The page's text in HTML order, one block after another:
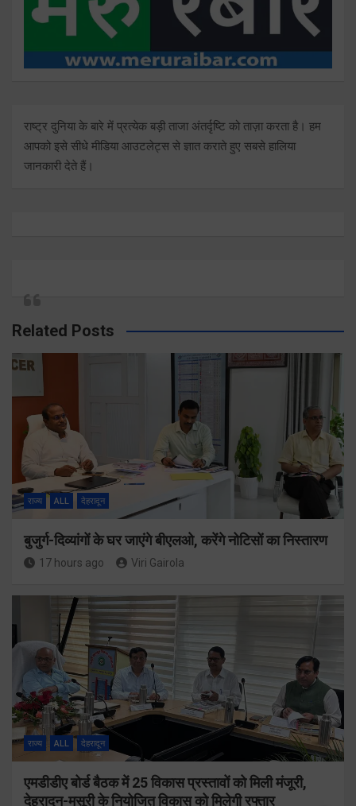
राष्ट्र दुनिया के बारे में प्रत्येक बड़ी ताजा अंतर्दृष्टि को ताज़ा करता है। हम
आपको इसे सीधे मीडिया आउटलेट्स से ज्ञात कराते हुए सबसे हालिया
जानकारी देते हैं।
Related Posts
राज्य ALL देहरादून
बुजुर्ग-दिव्यांगों के घर जाएंगे बीएलओ, करेंगे नोटिसों का निस्तारण
17 hours ago Viri Gairola
राज्य ALL देहरादून
एमडीडीए बोर्ड बैठक में 25 विकास प्रस्तावों को मिली मंजूरी,
देहरादून-मसूरी के नियोजित विकास को मिलेगी रफ्तार